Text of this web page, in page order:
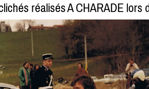
réalisés A CHARADE lors